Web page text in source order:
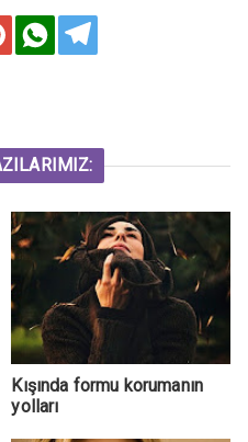
Kışında formu korumanın
yolları